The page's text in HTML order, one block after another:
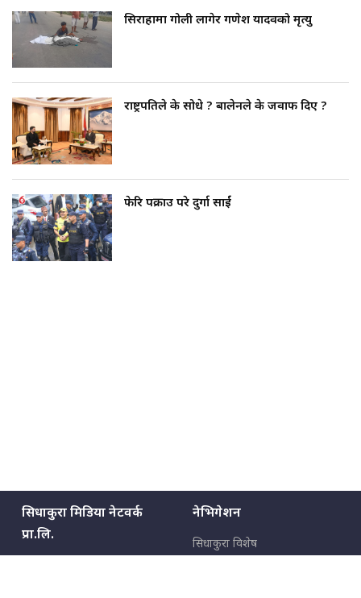
सिराहामा गोली लागेर गणेश यादवको मृत्यु
राष्ट्रपतिले के सोधे ? बालेनले के जवाफ दिए ?
फेरि पक्राउ परे दुर्गा प्रसाईं
सिधाकुरा मिडिया नेटवर्क
प्रा.लि.
नेभिगेशन
सिधाकुरा विशेष